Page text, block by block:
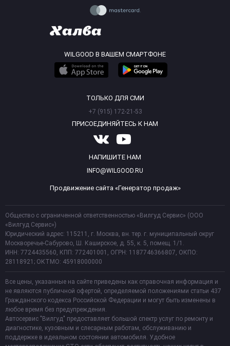
WILGOOD В ВАШЕМ СМАРТФОНЕ
ТОЛЬКО ДЛЯ СМИ
+7 (915) 172-21-53
ПРИСОЕДИНЯЙТЕСЬ К НАМ
НАПИШИТЕ НАМ
INFO@WILGOOD.RU
Продвижение сайта «Генератор продаж»
Общество с ограниченной ответственностью «Вилгуд Сервис» (ООО
«Вилгуд Сервис»)
Юридический адрес: 115211, г. Москва, вн. тер. г. муниципальный округ
Москворечье-Сабурово, Ш. Каширское, д. 55, к. 5, помещ. 1/1.
ИНН: 7724435560, КПП: 772401001, ОГРН: 1187746366807, ОКПО:
28118921; ОКТМО: 45918000000
Все цены, указанные на сайте приведены как справочная информация и
не являются публичной офертой, определяемой положениями статьи 437
Гражданского кодекса Российской Федерации и могут быть изменены в
любое время без предупреждения.
Автосервис "Вилгуд" предоставляет большой спектр услуг по ремонту и
диагностике, кузовным и слесарным работам, обслуживанию и
поддержке в идеальном состоянии автомобиля. Удобное